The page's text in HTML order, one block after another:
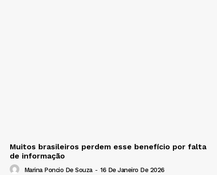
Muitos brasileiros perdem esse benefício por falta
de informação
Marina Poncio De Souza - 16 De Janeiro De 2026